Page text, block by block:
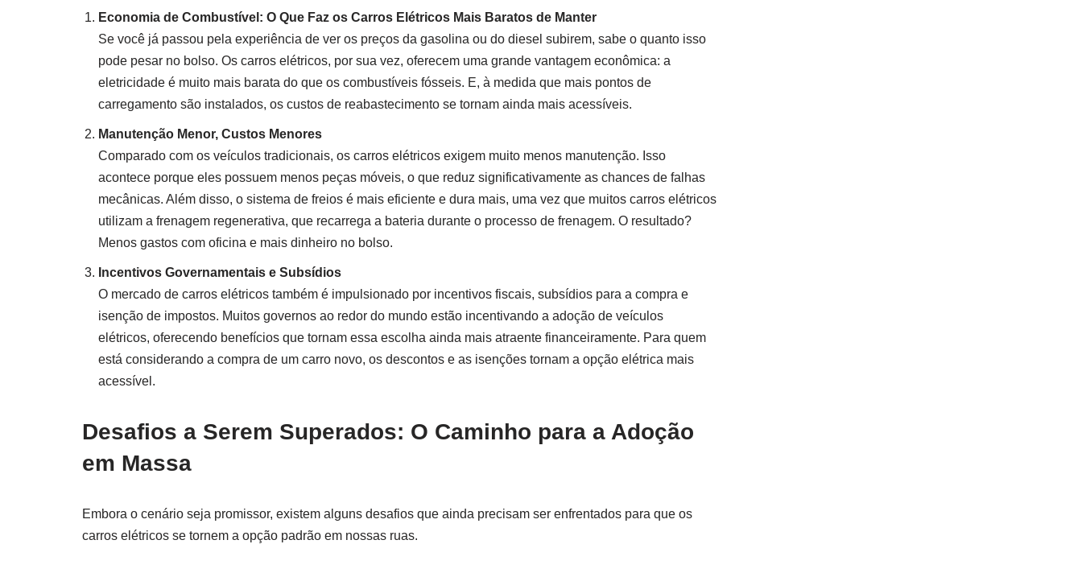
Economia de Combustível: O Que Faz os Carros Elétricos Mais Baratos de Manter
Se você já passou pela experiência de ver os preços da gasolina ou do diesel subirem, sabe o quanto isso
pode pesar no bolso. Os carros elétricos, por sua vez, oferecem uma grande vantagem econômica: a
eletricidade é muito mais barata do que os combustíveis fósseis. E, à medida que mais pontos de
carregamento são instalados, os custos de reabastecimento se tornam ainda mais acessíveis.
Manutenção Menor, Custos Menores
Comparado com os veículos tradicionais, os carros elétricos exigem muito menos manutenção. Isso
acontece porque eles possuem menos peças móveis, o que reduz significativamente as chances de falhas
mecânicas. Além disso, o sistema de freios é mais eficiente e dura mais, uma vez que muitos carros elétricos
utilizam a frenagem regenerativa, que recarrega a bateria durante o processo de frenagem. O resultado?
Menos gastos com oficina e mais dinheiro no bolso.
Incentivos Governamentais e Subsídios
O mercado de carros elétricos também é impulsionado por incentivos fiscais, subsídios para a compra e
isenção de impostos. Muitos governos ao redor do mundo estão incentivando a adoção de veículos
elétricos, oferecendo benefícios que tornam essa escolha ainda mais atraente financeiramente. Para quem
está considerando a compra de um carro novo, os descontos e as isenções tornam a opção elétrica mais
acessível.
Desafios a Serem Superados: O Caminho para a Adoção
em Massa
Embora o cenário seja promissor, existem alguns desafios que ainda precisam ser enfrentados para que os
carros elétricos se tornem a opção padrão em nossas ruas.